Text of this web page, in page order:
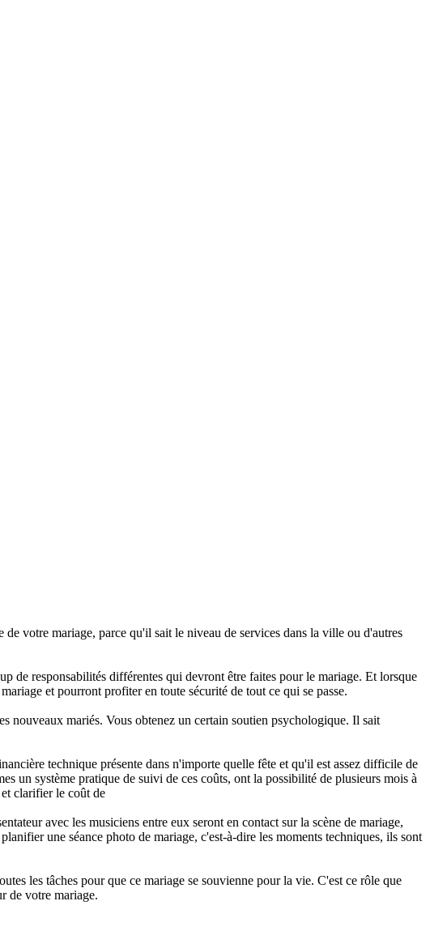
votre mariage, parce qu'il sait le niveau de services dans la ville ou d'autres
de responsabilités différentes qui devront être faites pour le mariage. Et lorsque
et pourront profiter en toute sécurité de tout ce qui se passe.
nouveaux mariés. Vous obtenez un certain soutien psychologique. Il sait
technique présente dans n'importe quelle fête et qu'il est assez difficile de
un système pratique de suivi de ces coûts, ont la possibilité de plusieurs mois à
clarifier le coût de
avec les musiciens entre eux seront en contact sur la scène de mariage,
une séance photo de mariage, c'est-à-dire les moments techniques, ils sont
les tâches pour que ce mariage se souvienne pour la vie. C'est ce rôle que
de votre mariage.